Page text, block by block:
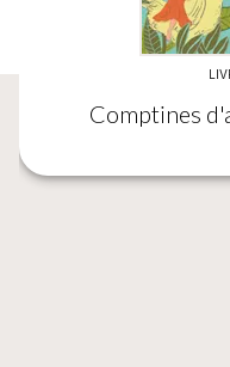
Comptines